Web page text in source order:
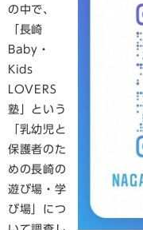
の中で、
「長崎
Baby・
Kids
LOVERS
塾」という
「乳幼児と
保護者のた
めの長崎の
遊び場・学
び場」につ